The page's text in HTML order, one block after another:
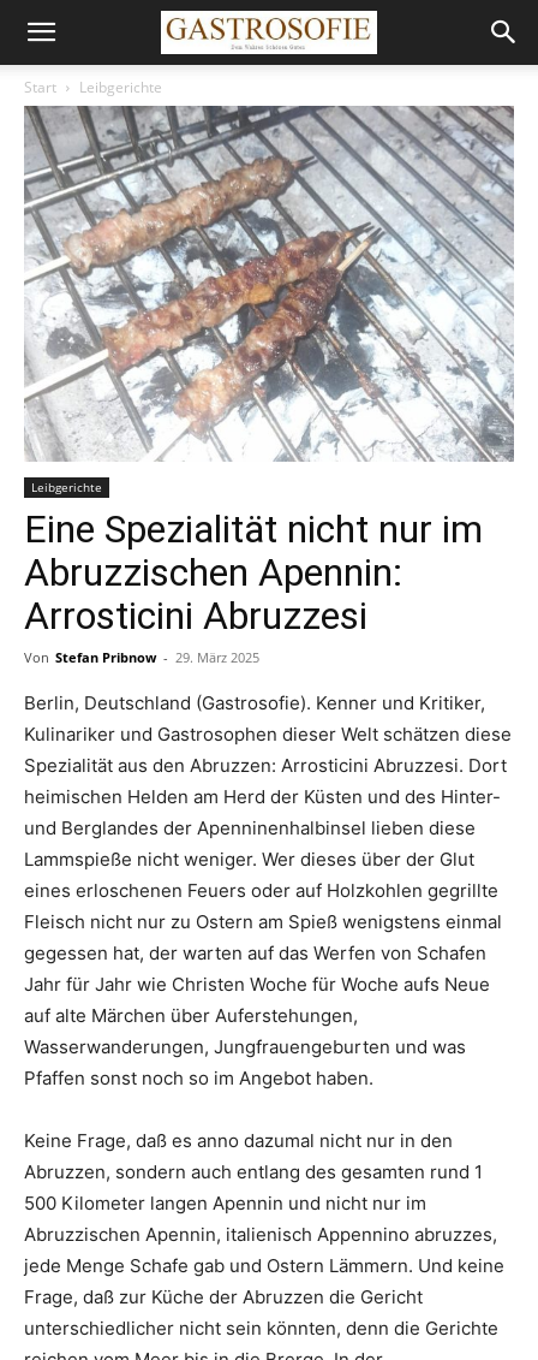
Start Leibgerichte
Leibgerichte
Eine Spezialität nicht nur im
Abruzzischen Apennin:
Arrosticini Abruzzesi
Von Stefan Pribnow - 29. März 2025
Berlin, Deutschland (Gastrosofie). Kenner und Kritiker,
Kulinariker und Gastrosophen dieser Welt schätzen diese
Spezialität aus den Abruzzen: Arrosticini Abruzzesi. Dort
heimischen Helden am Herd der Küsten und des Hinter-
und Berglandes der Apenninenhalbinsel lieben diese
Lammspieße nicht weniger. Wer dieses über der Glut
eines erloschenen Feuers oder auf Holzkohlen gegrillte
Fleisch nicht nur zu Ostern am Spieß wenigstens einmal
gegessen hat, der warten auf das Werfen von Schafen
Jahr für Jahr wie Christen Woche für Woche aufs Neue
auf alte Märchen über Auferstehungen,
Wasserwanderungen, Jungfrauengeburten und was
Pfaffen sonst noch so im Angebot haben.
Keine Frage, daß es anno dazumal nicht nur in den
Abruzzen, sondern auch entlang des gesamten rund 1
500 Kilometer langen Apennin und nicht nur im
Abruzzischen Apennin, italienisch Appennino abruzzes,
jede Menge Schafe gab und Ostern Lämmern. Und keine
Frage, daß zur Küche der Abruzzen die Gericht
unterschiedlicher nicht sein könnten, denn die Gerichte